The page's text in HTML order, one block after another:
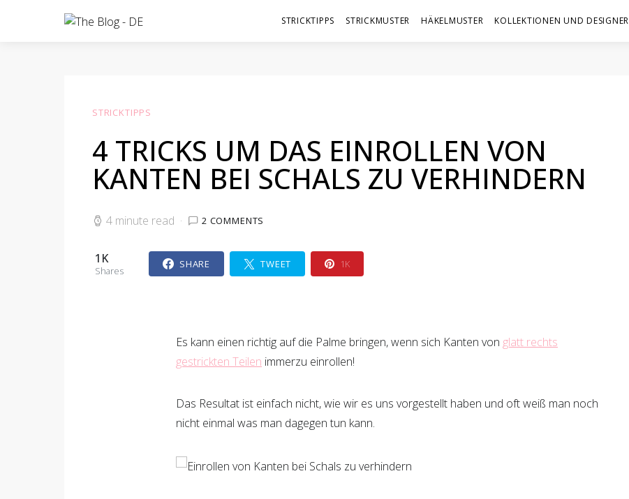
STRICKTIPPS STRICKMUSTER HÄKELMUSTER KOLLEKTIONEN UND DESIGNER
STRICKTIPPS
4 TRICKS UM DAS EINROLLEN VON
KANTEN BEI SCHALS ZU VERHINDERN
4 minute read 2 COMMENTS
1K
Shares
SHARE TWEET 1K
Es kann einen richtig auf die Palme bringen, wenn sich Kanten von glatt rechts
gestrickten Teilen immerzu einrollen!
Das Resultat ist einfach nicht, wie wir es uns vorgestellt haben und oft weiß man noch
nicht einmal was man dagegen tun kann.